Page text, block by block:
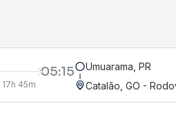
05:15
17h 45m
Umuarama, PR
Catalão, GO -